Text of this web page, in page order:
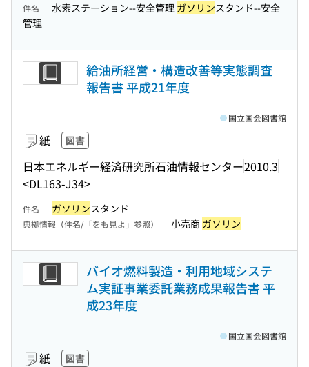
件名 水素ステーション--安全管理 ガソリンスタンド--安全
管理
給油所経営・構造改善等実態調査
報告書 平成21年度
紙 図書
日本エネルギー経済研究所石油情報センター2010.3
<DL163-J34>
国立国会図書館
件名 ガソリンスタンド
典拠情報（件名/「をも見よ」参照） 小売商 ガソリン
バイオ燃料製造・利用地域システ
ム実証事業委託業務成果報告書 平
成23年度
紙 図書
国立国会図書館